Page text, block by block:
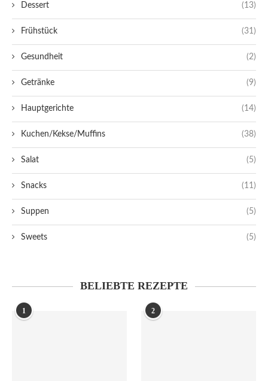
Dessert (13)
Frühstück (31)
Gesundheit (2)
Getränke (9)
Hauptgerichte (14)
Kuchen/Kekse/Muffins (38)
Salat (5)
Snacks (11)
Suppen (5)
Sweets (5)
BELIEBTE REZEPTE
1 2